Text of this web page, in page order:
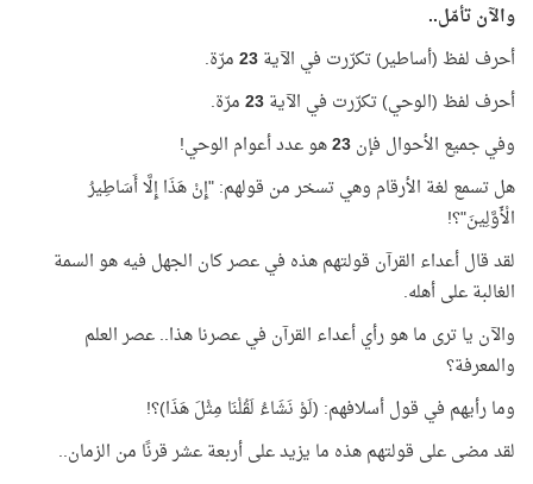
والآن تأمّل..
أحرف لفظ (أساطير) تكرّرت في الآية23مرّة.
أحرف لفظ (الوحي) تكرّرت في الآية23مرّة.
وفي جميع الأحوال فإن23هو عدد أعوام الوحي!
هل تسمع لغة الأرقام وهي تسخر من قولهم: "إِنْ هَذَا إِلَّا أَسَاطِيرُ
الْأَوَّلِينَ"؟!
لقد قال أعداء القرآن قولتهم هذه في عصر كان الجهل فيه هو السمة
الغالبة على أهله.
والآن يا ترى ما هو رأي أعداء القرآن في عصرنا هذا.. عصر العلم
والمعرفة؟
وما رأيهم في قول أسلافهم: (لَوْ نَشَاءُ لَقُلْنَا مِثْلَ هَذَا)؟!
لقد مضى على قولتهم هذه ما يزيد على أربعة عشر قرنًا من الزمان..